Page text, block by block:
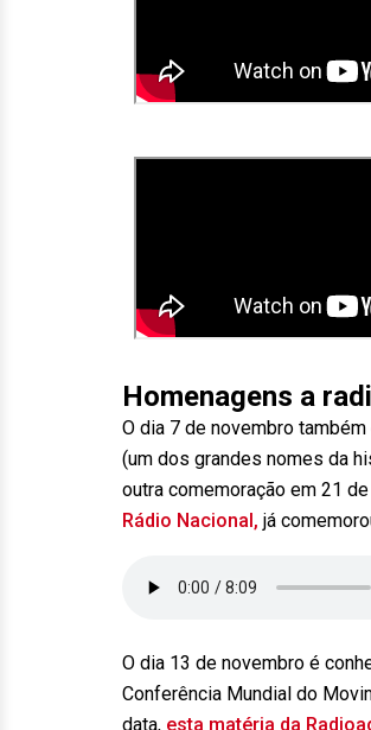
Homenagens a
O dia 7 de novembro
(um dos grandes nomes da
outra comemoração em 21
Rádio Nacional, já
O dia 13 de novembro é
Conferência Mundial do
data, esta matéria da